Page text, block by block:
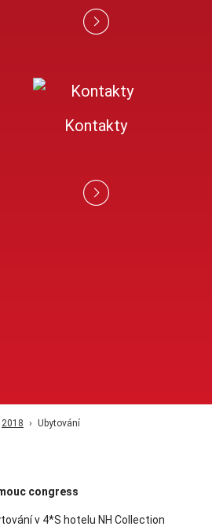
Kontakty
2018 Ubytování
congress
v 4*S hotelu NH Collection